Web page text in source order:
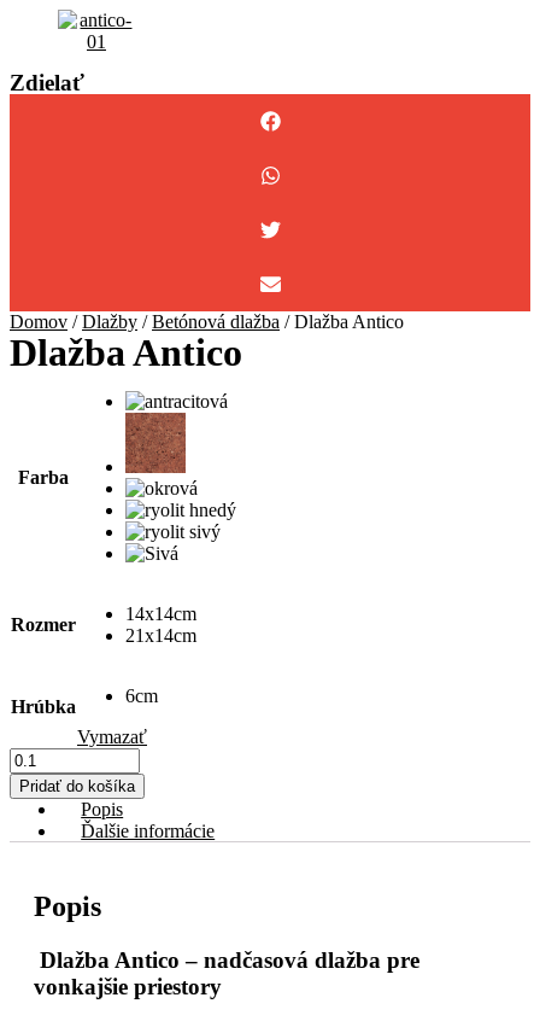
Zdielať
Domov /Dlažby /Betónová dlažba / Dlažba Antico
Dlažba Antico
Farba
Rozmer
14x14cm
21x14cm
Hrúbka
6cm
Vymazať
množstvo
Dlažba
Antico
Pridať do košíka
Popis
Ďalšie informácie
Popis
Dlažba Antico – nadčasová dlažba pre
vonkajšie priestory